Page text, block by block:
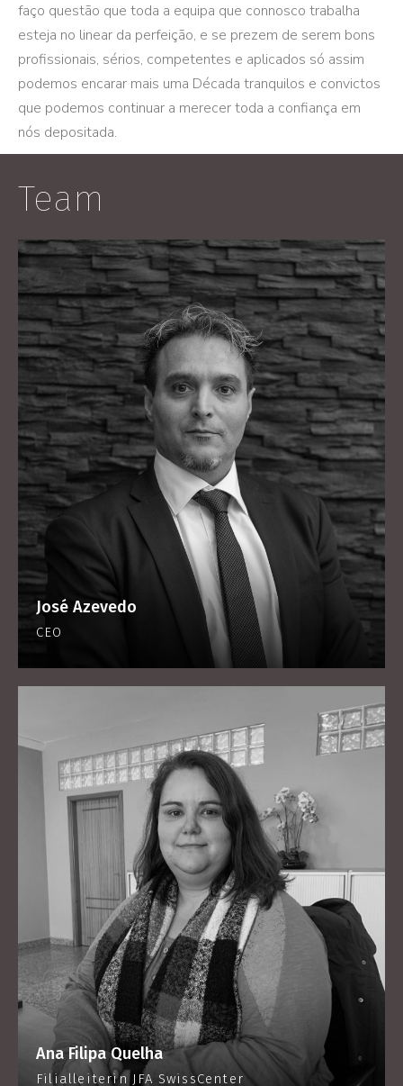
faço questão que toda a equipa que connosco trabalha
esteja no linear da perfeição, e se prezem de serem bons
profissionais, sérios, competentes e aplicados só assim
podemos encarar mais uma Década tranquilos e convictos
que podemos continuar a merecer toda a confiança em
nós depositada.
Team
José Azevedo
CEO
Ana Filipa Quelha
Filialleiterin JFA SwissCenter